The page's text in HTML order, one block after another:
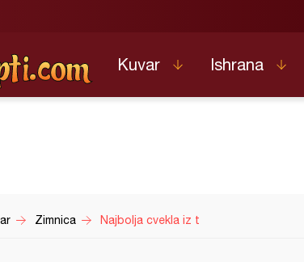
Kuvar Ishrana
Zimnica Najbolja cvekla iz t